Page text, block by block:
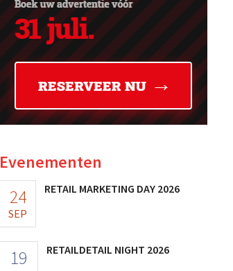
Evenementen
24
SEP
RETAIL MARKETING DAY 2026
19 RETAILDETAIL NIGHT 2026